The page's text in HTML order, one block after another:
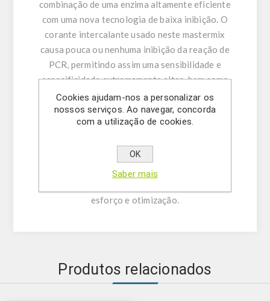
combinação de uma enzima altamente eficiente
com uma nova tecnologia de baixa inibição. O
corante intercalante usado neste mastermix
causa pouca ou nenhuma inibição da reação de
PCR, permitindo assim uma sensibilidade e
especificidade extremamente altas, bem como
evitando a formação de dímeros de primer
indesejados e produtos não específicos. Xpert
One-Step Fast SYBR pode ser usado para
seja usando mRNA, RNA viral ou RNA total
como modelo, incluindo alvos de número de
esforço e otimização.
Produtos relacionados
Cookies ajudam-nos a personalizar os
nossos serviços. Ao navegar, concorda
com a utilização de cookies.
OK
Saber mais